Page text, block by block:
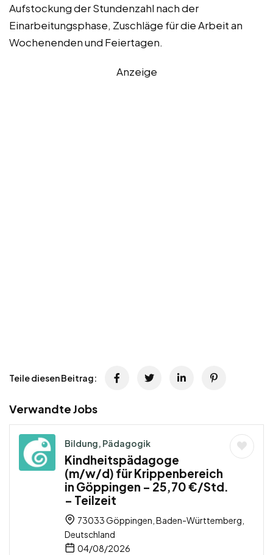
Aufstockung der Stundenzahl nach der
Einarbeitungsphase, Zuschläge für die Arbeit an
Wochenenden und Feiertagen.
Anzeige
Teile diesen Beitrag:
Verwandte Jobs
Bildung, Pädagogik
Kindheitspädagoge
(m/w/d) für Krippenbereich
in Göppingen – 25,70 €/Std.
– Teilzeit
73033 Göppingen, Baden-Württemberg,
Deutschland
04/08/2026